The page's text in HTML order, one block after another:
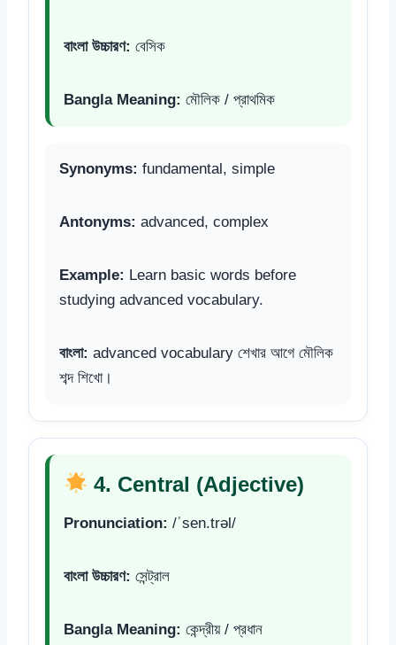
বাংলা উচ্চারণ: বেসিক
Bangla Meaning: মৌলিক / প্রাথমিক
Synonyms: fundamental, simple
Antonyms: advanced, complex
Example: Learn basic words before
studying advanced vocabulary.
বাংলা: advanced vocabulary শেখার আগে মৌলিক
শব্দ শিখো।
4. Central (Adjective)
Pronunciation: /ˈsen.trəl/
বাংলা উচ্চারণ: সেন্ট্রাল
Bangla Meaning: কেন্দ্রীয় / প্রধান